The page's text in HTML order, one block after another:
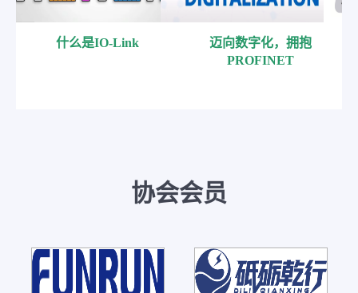
什么是IO-Link
迈向数字化，拥抱
PROFINET
协会会员